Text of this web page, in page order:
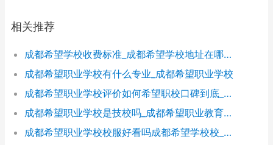
相关推荐
成都希望学校收费标准_成都希望学校地址在哪里呀
成都希望职业学校有什么专业_成都希望职业学校
成都希望职业学校评价如何希望职校口碑到底_成都希望职业学校烹饪专业
成都希望职业学校是技校吗_成都希望职业教育学校
成都希望职业学校校服好看吗成都希望学校校_成都希望职业学校官网